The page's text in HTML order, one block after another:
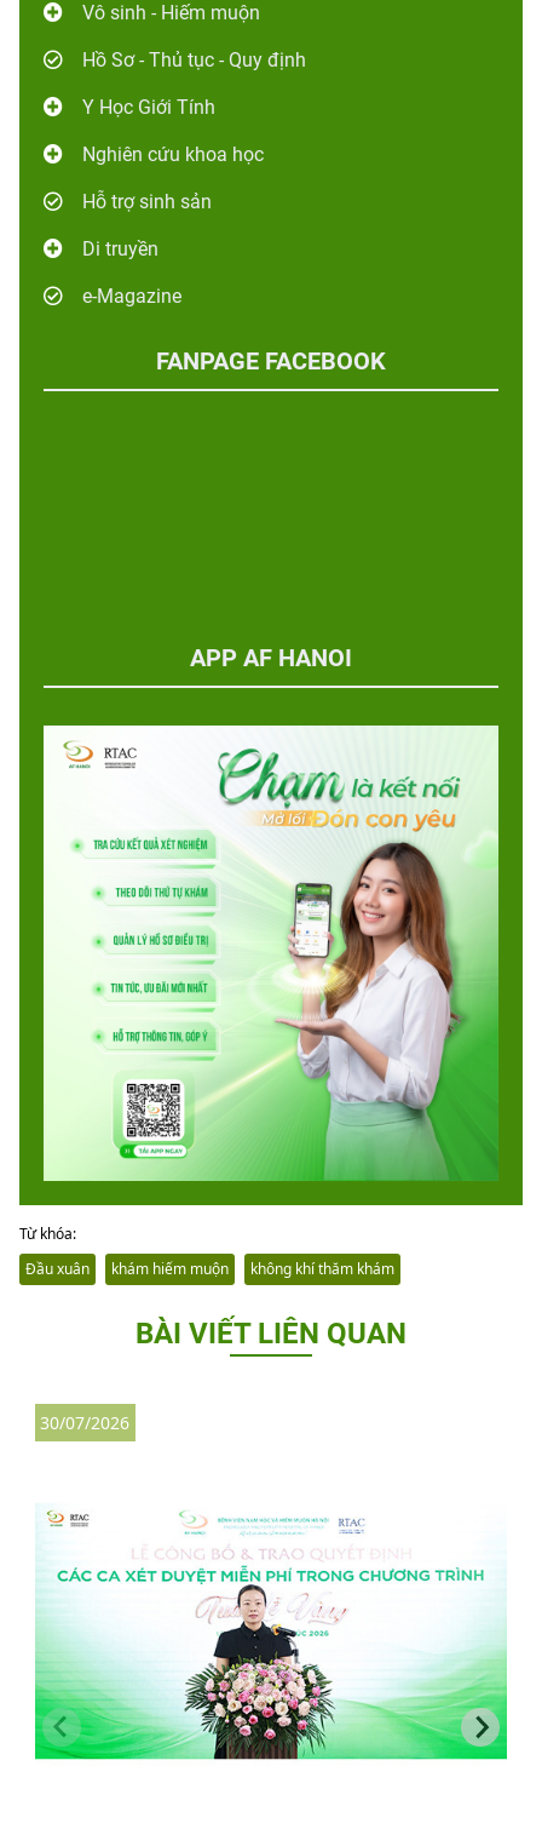
Vô sinh - Hiếm muộn
Hồ Sơ - Thủ tục - Quy định
Y Học Giới Tính
Nghiên cứu khoa học
Hỗ trợ sinh sản
Di truyền
e-Magazine
FANPAGE FACEBOOK
APP AF HANOI
Từ khóa:
Đầu xuân
khám hiếm muộn không khí thăm khám
BÀI VIẾT LIÊN QUAN
30/07/2026